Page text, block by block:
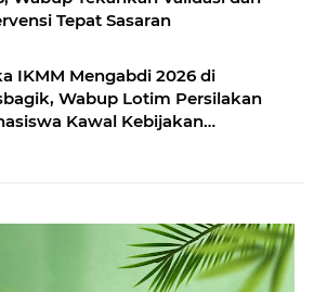
Tepat Sasaran
IKMM Mengabdi 2026 di
Wabup Lotim Persilakan
Kawal Kebijakan